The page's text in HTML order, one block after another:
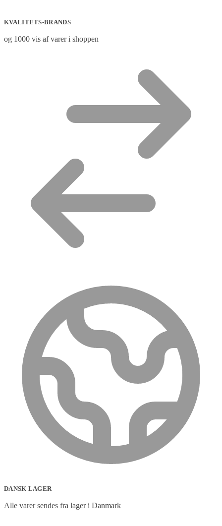
KVALITETS-BRANDS
og 1000 vis af varer i shoppen
DANSK LAGER
Alle varer sendes fra lager i Danmark